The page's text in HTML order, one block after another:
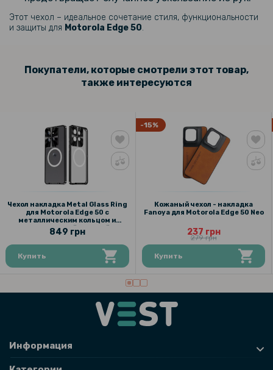
Этот чехол – идеальное сочетание стиля, функциональности
и защиты для Motorola Edge 50​.
Покупатели, которые смотрели этот товар,
также интересуются
Чехол накладка Metal Glass Ring
для Motorola Edge 50 с
металлическим кольцом и
дополнительной защитой на
камеру
849 грн
Купить
-15%
Кожаный чехол - накладка
Fanoya для Motorola Edge 50 Neo
237 грн
279 грн
Купить
Информация